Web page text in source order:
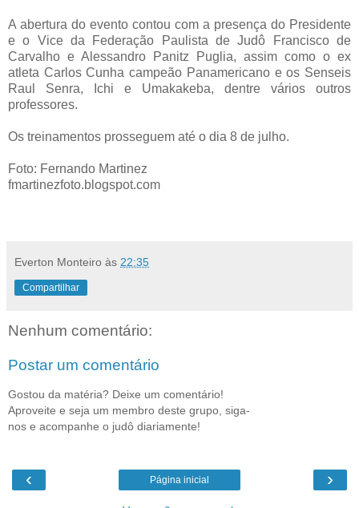
A abertura do evento contou com a presença do Presidente
e o Vice da Federação Paulista de Judô Francisco de
Carvalho e Alessandro Panitz Puglia, assim como o ex
atleta Carlos Cunha campeão Panamericano e os Senseis
Raul Senra, Ichi e Umakakeba, dentre vários outros
professores.
Os treinamentos prosseguem até o dia 8 de julho.
Foto: Fernando Martinez
fmartinezfoto.blogspot.com
Everton Monteiro às 22:35
Compartilhar
Nenhum comentário:
Postar um comentário
Gostou da matéria? Deixe um comentário!
Aproveite e seja um membro deste grupo, siga-
nos e acompanhe o judô diariamente!
‹ ›
Página inicial